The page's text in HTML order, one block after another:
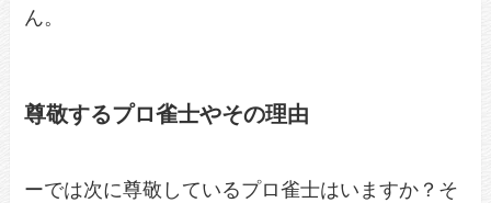
ん。
尊敬するプロ雀士やその理由
ーでは次に尊敬しているプロ雀士はいますか？そ